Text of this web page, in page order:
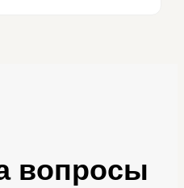
вопросы